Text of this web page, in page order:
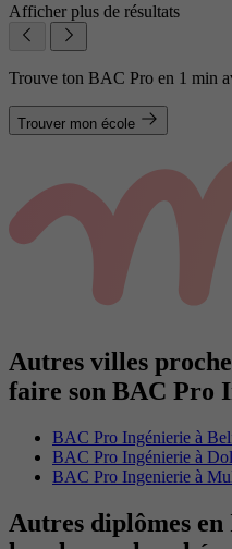
Afficher plus de résultats
Trouve ton BAC Pro en 1 min
Trouver mon école
Autres villes
faire son BAC Pro
BAC Pro Ingénierie à
BAC Pro Ingénierie à
BAC Pro Ingenierie à
Autres diplômes en